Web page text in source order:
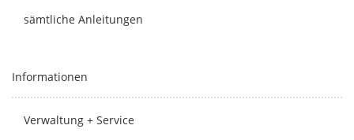
sämtliche Anleitungen
Informationen
Verwaltung + Service